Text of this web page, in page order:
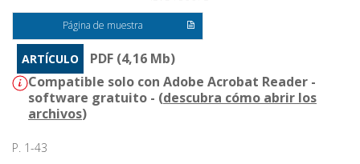
Página de muestra
ARTÍCULO
PDF (4,16 Mb)
Compatible solo con Adobe Acrobat Reader -
software gratuito - (descubra cómo abrir los
archivos)
P. 1-43